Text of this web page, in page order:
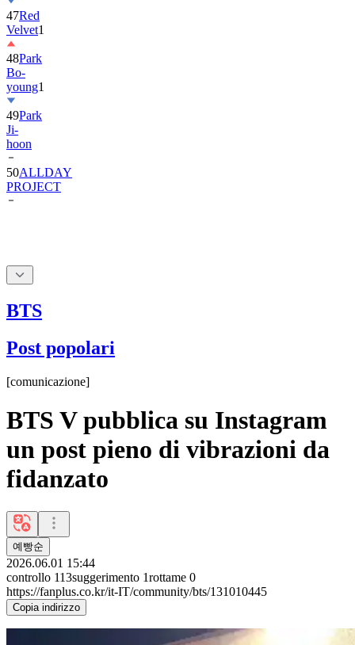
47Red
Velvet1
48Park
Bo-
young1
49Park
Ji-
hoon
50ALLDAY
PROJECT
BTS
Post popolari
[comunicazione]
BTS V pubblica su Instagram
un post pieno di vibrazioni da
fidanzato
예빵순
2026.06.01 15:44
controllo 113suggerimento 1rottame 0
https://fanplus.co.kr/it-IT/community/bts/131010445
Copia indirizzo